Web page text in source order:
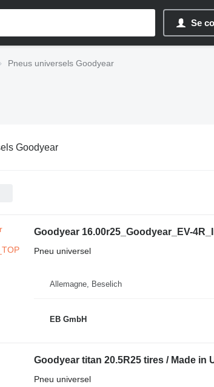
Se
Pneus universels Goodyear
Goodyear
Goodyear 16.00r25_Goodyear_EV-
Pneu universel
Allemagne, Beselich
EB GmbH
Goodyear titan 20.5R25 tires / Made in
Pneu universel